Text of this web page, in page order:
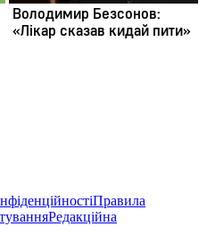
Правила
Редакційна